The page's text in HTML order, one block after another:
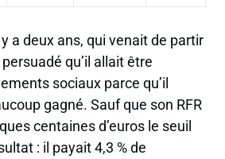
a deux ans, qui venait de partir
qu’il allait être
sociaux parce qu’il
gagné. Sauf que son RFR
centaines d’euros le seuil
: il payait 4,3 % de